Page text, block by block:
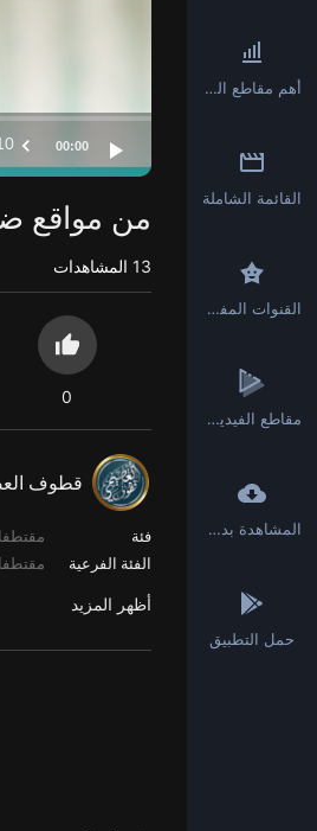
00:00
من مواقع
13 المشاهدات
0
قطوف
فئة
الفئة الفرعية
أظهر المزيد
أهم مقاطع الفيديو
القائمة الشاملة
القنوات المفضلة
مقاطع الفيديو القصيرة
المشاهدة بدون انترنت
حمل التطبيق